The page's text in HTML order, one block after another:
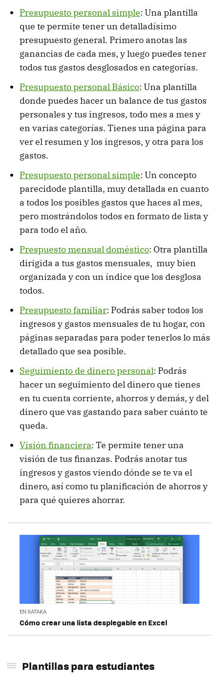
Presupuesto personal simple: Una plantilla
que te permite tener un detalladísimo
presupuesto general. Primero anotas las
ganancias de cada mes, y luego puedes tener
todos tus gastos desglosados en categorías.
Presupuesto personal Básico: Una plantilla
donde puedes hacer un balance de tus gastos
personales y tus ingresos, todo mes a mes y
en varias categorías. Tienes una página para
ver el resumen y los ingresos, y otra para los
gastos.
Presupuesto personal simple: Un concepto
parecidode plantilla, muy detallada en cuanto
a todos los posibles gastos que haces al mes,
pero mostrándolos todos en formato de lista y
para todo el año.
Prespuesto mensual doméstico: Otra plantilla
dirigida a tus gastos mensuales, muy bien
organizada y con un índice que los desglosa
todos.
Presupuesto familiar: Podrás saber todos los
ingresos y gastos mensuales de tu hogar, con
páginas separadas para poder tenerlos lo más
detallado que sea posible.
Seguimiento de dinero personal: Podrás
hacer un seguimiento del dinero que tienes
en tu cuenta corriente, ahorros y demás, y del
dinero que vas gastando para saber cuánto te
queda.
Visión financiera: Te permite tener una
visión de tus finanzas. Podrás anotar tus
ingresos y gastos viendo dónde se te va el
dinero, así como tu planificación de ahorros y
para qué quieres ahorrar.
EN XATAKA
Cómo crear una lista desplegable en Excel
Plantillas para estudiantes